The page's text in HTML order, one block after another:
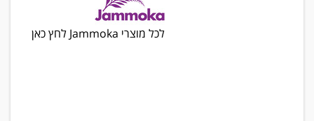
לכל מוצרי Jammoka לחץ כאן